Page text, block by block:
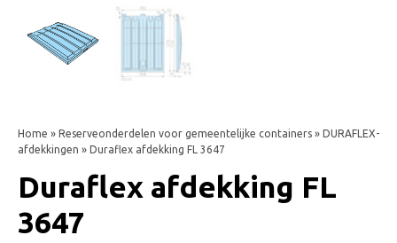
Home » Reserveonderdelen voor gemeentelijke containers » DURAFLEX-
afdekkingen » Duraflex afdekking FL 3647
Duraflex afdekking FL
3647